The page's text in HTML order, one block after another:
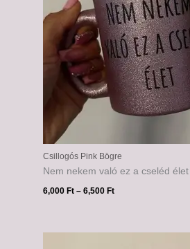
Csillogós Pink Bögre
Nem nekem való ez a cseléd élet
6,000 Ft – 6,500 Ft